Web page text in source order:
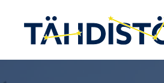
sisältöön